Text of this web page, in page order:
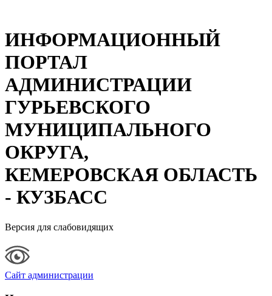
ИНФОРМАЦИОННЫЙ
ПОРТАЛ
АДМИНИСТРАЦИИ
ГУРЬЕВСКОГО
МУНИЦИПАЛЬНОГО
ОКРУГА,
КЕМЕРОВСКАЯ ОБЛАСТЬ
- КУЗБАСС
Версия для слабовидящих
Сайт администрации